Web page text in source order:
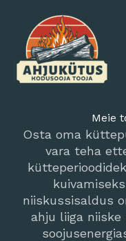
content
Meie
Osta oma
vara teha
niiskussisaldus
ahju liiga